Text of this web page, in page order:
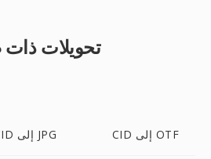
تحويلات
CID إلى JPG CID إلى OTF